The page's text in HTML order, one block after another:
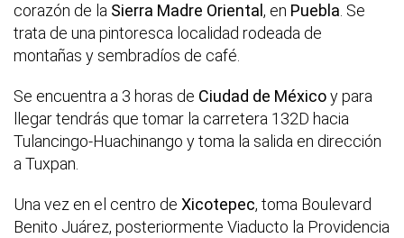
corazón de la Sierra Madre Oriental , en Puebla. Se
trata de una pintoresca localidad rodeada de
montañas y sembradíos de café.
Se encuentra a 3 horas de Ciudad de Méxicoy para
llegar tendrás que tomar la carretera 132D hacia
Tulancingo-Huachinango y toma la salida en dirección
a Tuxpan.
Una vez en el centro de Xicotepec, toma Boulevard
Benito Juárez, posteriormente Viaducto la Providencia